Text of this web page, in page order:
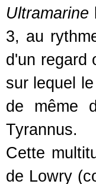
Ultramarine
3, au
d'un regard
sur lequel
de même
Tyrannus.
Cette
de Lowry